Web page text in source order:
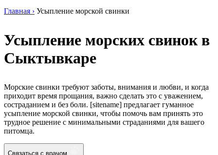
Главная › Усыпление морской свинки
Усыпление морских свинок в
Сыктывкаре
Морские свинки требуют заботы, внимания и любви, и когда
приходит время прощания, важно сделать это с уважением,
состраданием и без боли. [sitename] предлагает гуманное
усыпление морской свинки, чтобы помочь вам принять это
трудное решение с минимальными страданиями для вашего
питомца.
Связаться с врачом